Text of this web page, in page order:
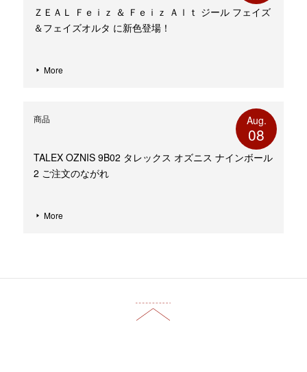
ＺＥＡＬ Ｆｅｉｚ ＆ Ｆｅｉｚ Ａｌｔ ジール フェイズ
＆フェイズオルタ に新色登場！
More
商品
TALEX OZNIS 9B02 タレックス オズニス ナインボール
2 ご注文のながれ
Aug.
08
More